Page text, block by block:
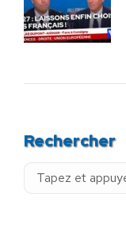
Rechercher
Recherche